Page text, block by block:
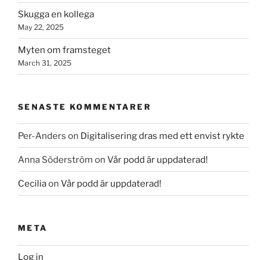
Skugga en kollega
May 22, 2025
Myten om framsteget
March 31, 2025
SENASTE KOMMENTARER
Per-Anders on Digitalisering dras med ett envist rykte
Anna Söderström on Vår podd är uppdaterad!
Ceciliaon Vår podd är uppdaterad!
META
Log in